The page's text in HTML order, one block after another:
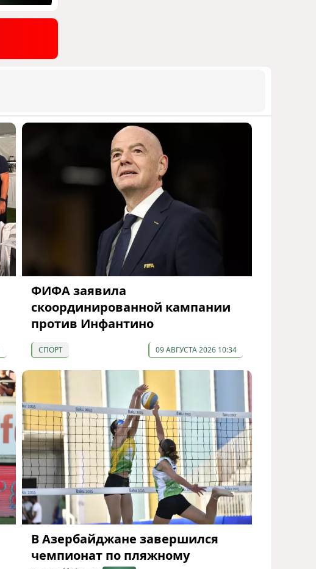
10
Раскол по-
латиноамерикански
ЧТО СТОИТ ЗА ОБОСТРЕНИЕМ
ОТНОШЕНИЙ МЕЖДУ БРАЗИЛИЕЙ И
АРГЕНТИНОЙ?
1078
ФИФА заявила
скоординированной кампании
против Инфантино
СПОРТ 09 АВГУСТА 2026 10:34
В Азербайджане завершился
чемпионат по пляжному